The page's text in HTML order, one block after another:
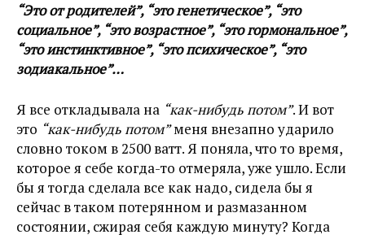
“Это от родителей”, “это генетическое”, “это
социальное”, “это возрастное”, “это гормональное”,
“это инстинктивное”, “это психическое”, “это
зодиакальное”…
Я все откладывала на “как-нибудь потом”. И вот
это “как-нибудь потом”меня внезапно ударило
словно током в 2500 ватт. Я поняла, что то время,
которое я себе когда-то отмеряла, уже ушло. Если
бы я тогда сделала все как надо, сидела бы я
сейчас в таком потерянном и размазанном
состоянии, сжирая себя каждую минуту? Когда